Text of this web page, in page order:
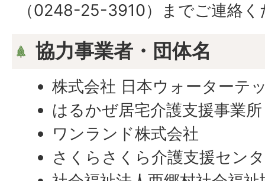
（0248-25-3910）までご連絡く
協力事業者・団体名
株式会社 日本ウォーターテ
はるかぜ居宅介護支援事業所
ワンランド株式会社
さくらさくら介護支援セン